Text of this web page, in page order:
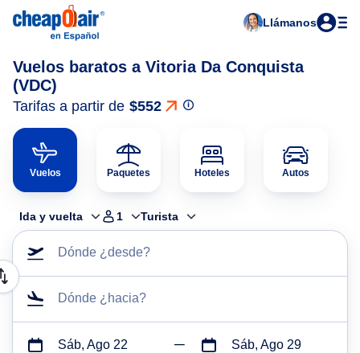
Llámanos
Vuelos baratos a Vitoria Da Conquista
(VDC)
Tarifas a partir de $552
Vuelos Paquetes Hoteles Autos
Ida y vuelta 1 Turista
Dónde ¿desde?
Dónde ¿hacia?
Sáb, Ago 22 Sáb, Ago 29